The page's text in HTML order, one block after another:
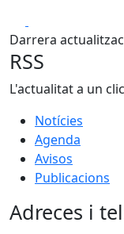
Darrera
RSS
L'actualitat a un clic
Notícies
Agenda
Avisos
Publicacions
Adreces i